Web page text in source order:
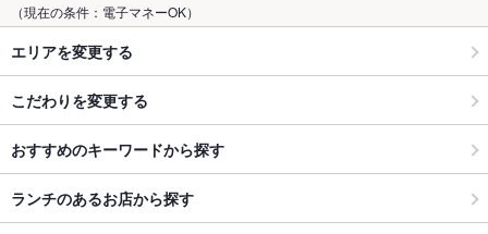
（現在の条件：電子マネーOK）
エリアを変更する
こだわりを変更する
おすすめのキーワードから探す
ランチのあるお店から探す